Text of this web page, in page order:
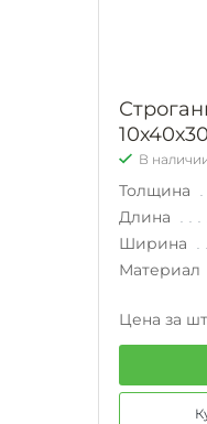
В
Толщина
Длина
Ширина
Материал
Цена за